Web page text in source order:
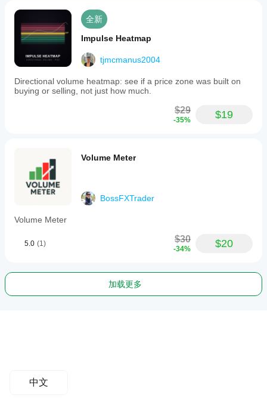
全新
Impulse Heatmap
tjmcmanus2004
Directional volume heatmap: see if a price zone was built on
buying or selling, not just how much.
$29
-35% $19
Volume Meter
BossFXTrader
Volume Meter
5.0 (1) $30
-34% $20
加载更多
中文